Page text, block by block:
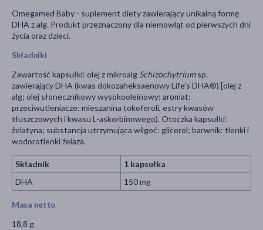
Omegamed Baby - suplement diety zawierający unikalną formę
DHA z alg. Produkt przeznaczony dla niemowląt od pierwszych dni
życia oraz dzieci.
Składniki
Zawartość kapsułki: olej z mikroalg Schizochytriumsp.
zawierający DHA (kwas dokozaheksaenowy Life’s DHA®) [olej z
alg; olej słonecznikowy wysokooleinowy; aromat;
przeciwutleniacze: mieszanina tokoferoli, estry kwasów
tłuszczowych i kwasu L-askorbinowego). Otoczka kapsułki:
żelatyna; substancja utrzymująca wilgoć: glicerol; barwnik: tlenki i
wodorotlenki żelaza.
Składnik
1 kapsułka
DHA
150 mg
Masa netto
18,8 g